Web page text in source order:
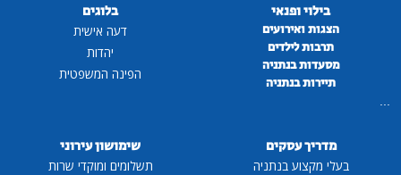
בילוי ופנאי
הצגות ואירועים
תרבות לילדים
מסעדות בנתניה
תיירות בנתניה
בלוגים
דעה אישית
יהדות
הפינה המשפטית
מדריך עסקים
בעלי מקצוע בנתניה
שימושון עירוני
תשלומים ומוקדי שרות